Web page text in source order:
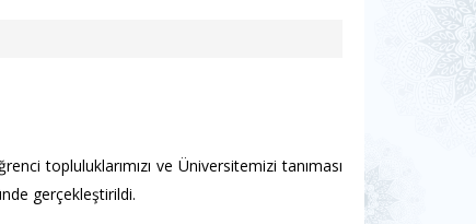
topluluklarımızı ve Üniversitemizi tanıması
gerçekleştirildi.